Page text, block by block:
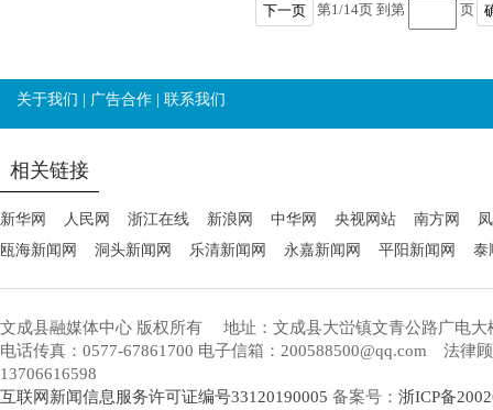
下一页 第1/14页 到第 页
关于我们 广告合作 联系我们
相关链接
新华网 人民网 浙江在线 新浪网 中华网 央视网站 南方网
瓯海新闻网
洞头新闻网 乐清新闻网 永嘉新闻网 平阳新闻网 泰
文成县融媒体中心 版权所有
地址：文成县大峃镇文青公路广电大
电话传真：0577-67861700 电子信箱：200588500@qq.com 法律
13706616598
互联网新闻信息服务许可证编号33120190005 备案号： 浙ICP备